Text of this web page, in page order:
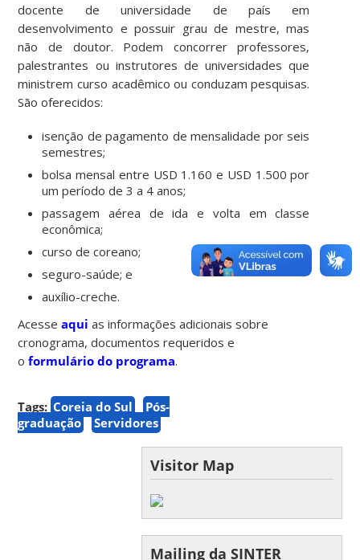
docente de universidade de país em
desenvolvimento e possuir grau de mestre, mas
não de doutor. Podem concorrer professores,
palestrantes ou instrutores de universidades que
ministrem curso acadêmico ou conduzam pesquisas.
São oferecidos:
isenção de pagamento de mensalidade por seis
semestres;
bolsa mensal entre USD 1.160 e USD 1.500 por
um período de 3 a 4 anos;
passagem aérea de ida e volta em classe
econômica;
curso de coreano;
seguro-saúde; e
auxílio-creche.
Acesseaquias informações adicionais sobre
cronograma, documentos requeridos e
oformulário do programa.
Tags: Coreia do Sul
Pós-
graduação
Servidores
Visitor Map
Mailing da SINTER